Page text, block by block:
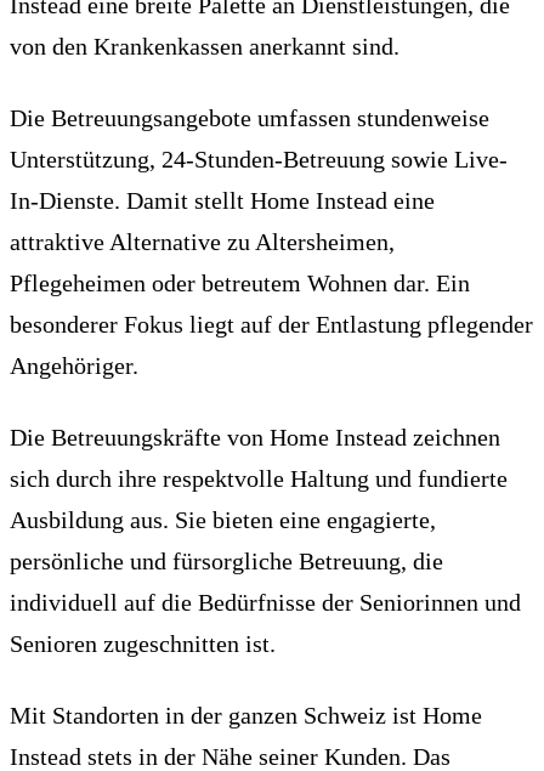
von den Krankenkassen anerkannt sind.
Die Betreuungsangebote umfassen stundenweise
Unterstützung, 24-Stunden-Betreuung sowie Live-
In-Dienste. Damit stellt Home Instead eine
attraktive Alternative zu Altersheimen,
Pflegeheimen oder betreutem Wohnen dar. Ein
besonderer Fokus liegt auf der Entlastung pflegender
Angehöriger.
Die Betreuungskräfte von Home Instead zeichnen
sich durch ihre respektvolle Haltung und fundierte
Ausbildung aus. Sie bieten eine engagierte,
persönliche und fürsorgliche Betreuung, die
individuell auf die Bedürfnisse der Seniorinnen und
Senioren zugeschnitten ist.
Mit Standorten in der ganzen Schweiz ist Home
Instead stets in der Nähe seiner Kunden. Das